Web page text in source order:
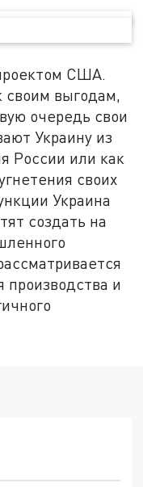
США.
своим выгодам,
очередь свои
Украину из
России или как
своих
Украина
создать на
производства и